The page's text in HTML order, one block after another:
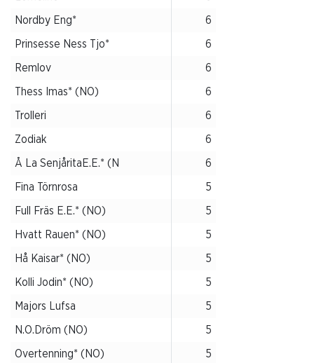
Nordby Eng* 6
Prinsesse Ness Tjo* 6
Remlov 6
Thess Imas* (NO) 6
Trolleri 6
Zodiak 6
Å La SenjåritaE.E.* (N 6
Fina Törnrosa 5
Full Fräs E.E.* (NO) 5
Hvatt Rauen* (NO) 5
Hå Kaisar* (NO) 5
Kolli Jodin* (NO) 5
Majors Lufsa 5
N.O.Dröm (NO) 5
Overtenning* (NO) 5